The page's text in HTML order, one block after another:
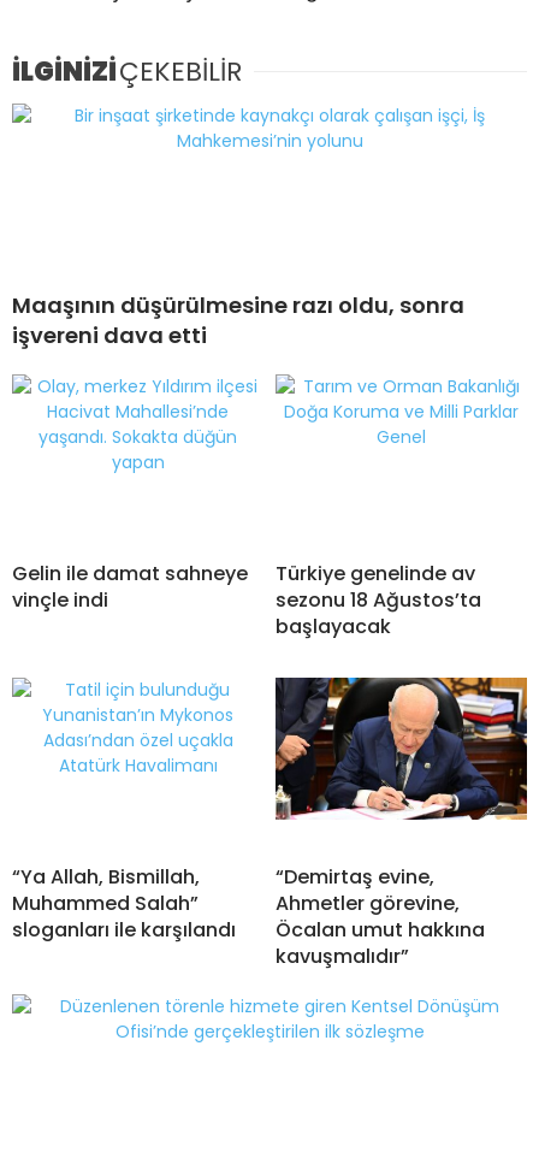
İLGİNİZİÇEKEBİLİR
Maaşının düşürülmesine razı oldu, sonra
işvereni dava etti
Gelin ile damat sahneye
vinçle indi
Türkiye genelinde av
sezonu 18 Ağustos’ta
başlayacak
“Ya Allah, Bismillah,
Muhammed Salah”
sloganları ile karşılandı
“Demirtaş evine,
Ahmetler görevine,
Öcalan umut hakkına
kavuşmalıdır”